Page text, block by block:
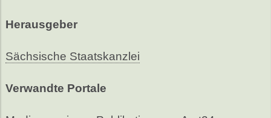
Herausgeber
Sächsische Staatskanzlei
Verwandte Portale